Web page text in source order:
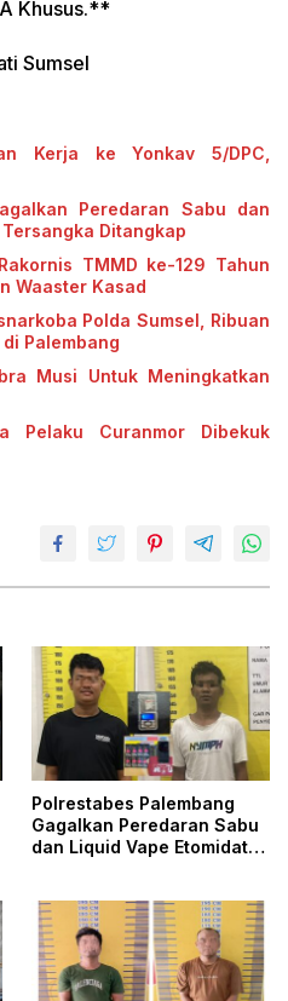
Khusus.**
Sumsel
Kerja ke Yonkav 5/DPC,
Peredaran Sabu dan
Ditangkap
TMMD ke-129 Tahun
Waaster Kasad
Polda Sumsel, Ribuan
Palembang
Musi Untuk Meningkatkan
Pelaku Curanmor Dibekuk
Polrestabes Palembang
Gagalkan Peredaran Sabu
dan Liquid Vape Etomidate,